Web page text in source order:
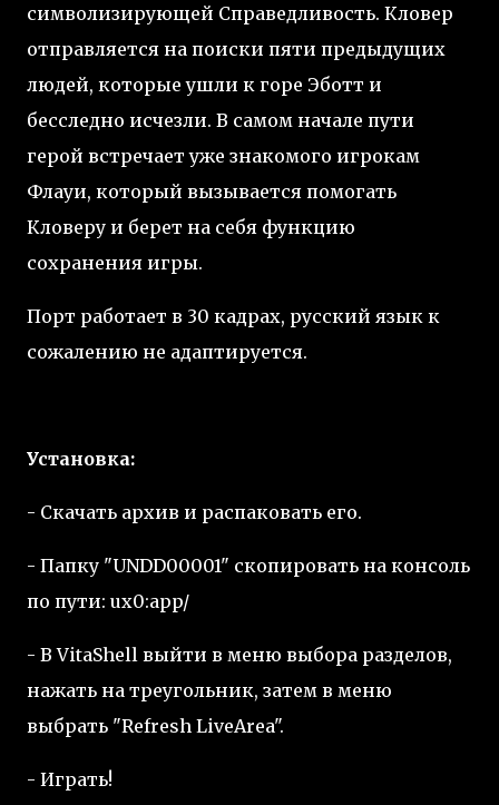
символизирующей Справедливость. Кловер
отправляется на поиски пяти предыдущих
людей, которые ушли к горе Эботт и
бесследно исчезли. В самом начале пути
герой встречает уже знакомого игрокам
Флауи, который вызывается помогать
Кловеру и берет на себя функцию
сохранения игры.
Порт работает в 30 кадрах, русский язык к
сожалению не адаптируется.
Установка:
- Скачать архив и распаковать его.
- Папку "UNDD00001" скопировать на консоль
по пути: ux0:app/
- В VitaShell выйти в меню выбора разделов,
нажать на треугольник, затем в меню
выбрать "Refresh LiveArea".
- Играть!